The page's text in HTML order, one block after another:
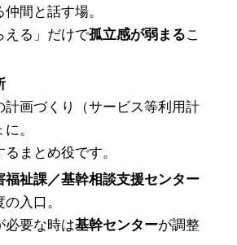
間と話す場。
える」だけで孤立感が弱まるこ
計画づくり（サービス等利用計
。
まとめ役です。
福祉課／基幹相談支援センター
入口。
必要な時は基幹センターが調整